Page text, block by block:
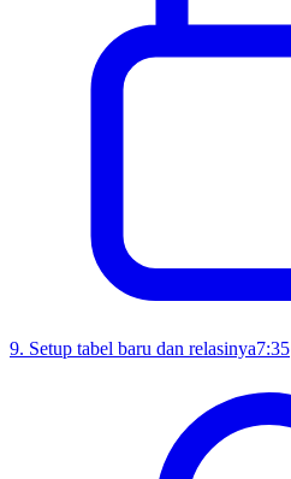
9. Setup tabel baru dan relasinya7:35